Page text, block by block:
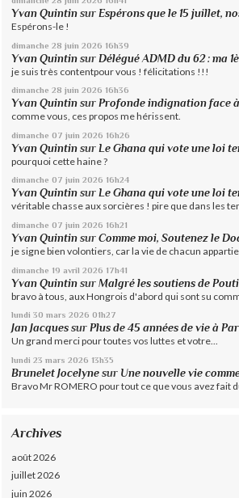
Yvan Quintin surEspérons que le 15 juillet,
Espérons-le !
dimanche 28 juin 2026 16h39
Yvan Quintin surDélégué ADMD du 62 : ma
je suis très contentpour vous ! félicitations !!!
dimanche 28 juin 2026 16h36
Yvan Quintin surProfonde indignation face
comme vous, ces propos me hérissent.
dimanche 07 juin 2026 16h26
Yvan Quintin sur Le Ghana qui vote une loi
pourquoi cette haine ?
dimanche 07 juin 2026 16h24
Yvan Quintin surLe Ghana qui vote une loi
véritable chasse aux sorcières ! pire que dans les
dimanche 07 juin 2026 16h21
Yvan Quintin surComme moi, Soutenez le
je signe bien volontiers, car la vie de chacun
dimanche 19 avril 2026 17h41
Yvan Quintin surMalgré les soutiens de
bravo à tous, aux Hongrois d'abord qui sont su
lundi 30 mars 2026 01h27
Jan Jacques surPlus de 45 années de vie à
Un grand merci pour toutes vos luttes et votre...
lundi 23 mars 2026 13h35
Brunelet Jocelyne sur Une nouvelle vie
Bravo Mr ROMERO pour tout ce que vous avez fait
Archives
août 2026
juillet 2026
juin 2026